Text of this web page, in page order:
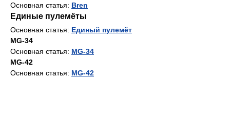
Основная статья: Bren
Единые пулемёты
Основная статья: Единый пулемёт
MG-34
Основная статья: MG-34
MG-42
Основная статья: MG-42